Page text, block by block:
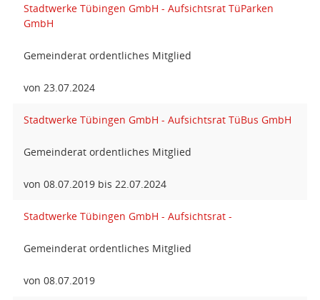
Stadtwerke Tübingen GmbH - Aufsichtsrat TüParken
GmbH
Gemeinderat ordentliches Mitglied
von 23.07.2024
Stadtwerke Tübingen GmbH - Aufsichtsrat TüBus GmbH
Gemeinderat ordentliches Mitglied
von 08.07.2019 bis 22.07.2024
Stadtwerke Tübingen GmbH - Aufsichtsrat -
Gemeinderat ordentliches Mitglied
von 08.07.2019